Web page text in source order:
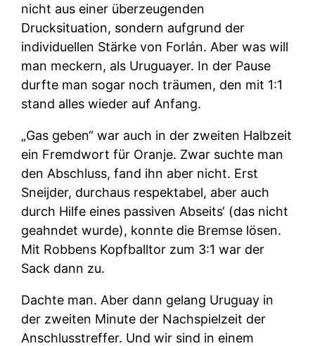
nicht aus einer überzeugenden
Drucksituation, sondern aufgrund der
individuellen Stärke von Forlán. Aber was will
man meckern, als Uruguayer. In der Pause
durfte man sogar noch träumen, den mit 1:1
stand alles wieder auf Anfang.
„Gas geben“ war auch in der zweiten Halbzeit
ein Fremdwort für Oranje. Zwar suchte man
den Abschluss, fand ihn aber nicht. Erst
Sneijder, durchaus respektabel, aber auch
durch Hilfe eines passiven Abseits‘ (das nicht
geahndet wurde), konnte die Bremse lösen.
Mit Robbens Kopfballtor zum 3:1 war der
Sack dann zu.
Dachte man. Aber dann gelang Uruguay in
der zweiten Minute der Nachspielzeit der
Anschlusstreffer. Und wir sind in einem